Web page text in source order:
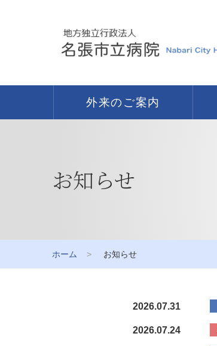
外来のご案内
お知らせ
ホーム お知らせ
2026.07.31
2026.07.24